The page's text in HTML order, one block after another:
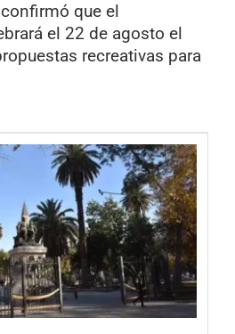
que el
el 22 de agosto el
recreativas para